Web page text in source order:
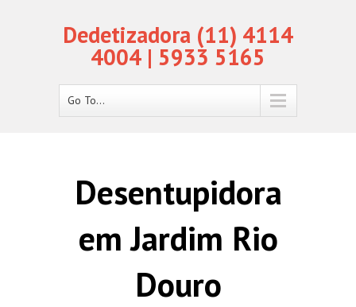
Dedetizadora (11) 4114
4004 | 5933 5165
Go To...
Desentupidora
em Jardim Rio
Douro